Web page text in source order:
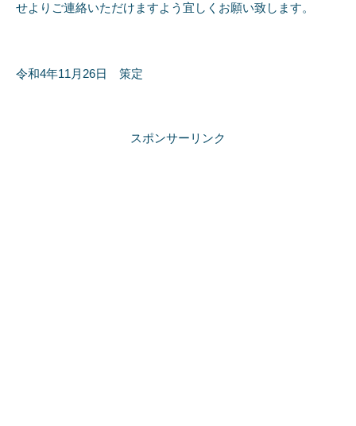
せよりご連絡いただけますよう宜しくお願い致します。
令和4年11月26日 策定
スポンサーリンク